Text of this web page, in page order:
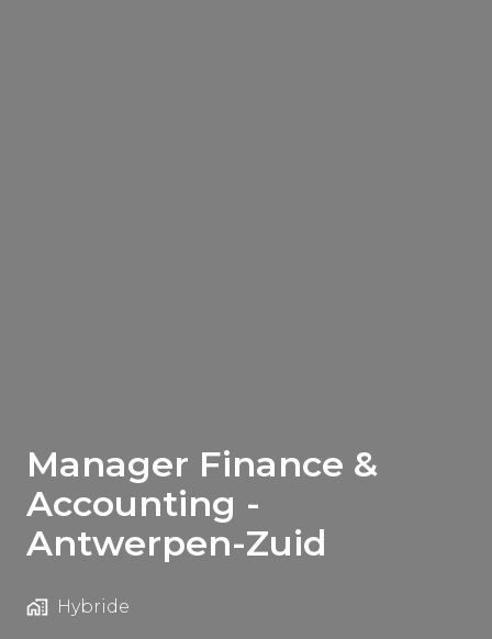
Manager Finance &
Accounting -
Antwerpen-Zuid
Hybride